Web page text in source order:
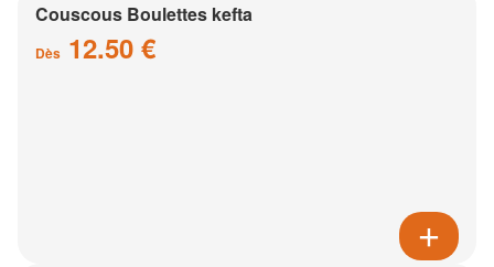
Couscous Boulettes kefta
Dès 12.50 €